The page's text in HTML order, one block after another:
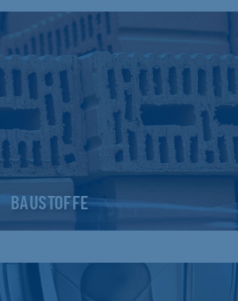
BAUSTOFFE